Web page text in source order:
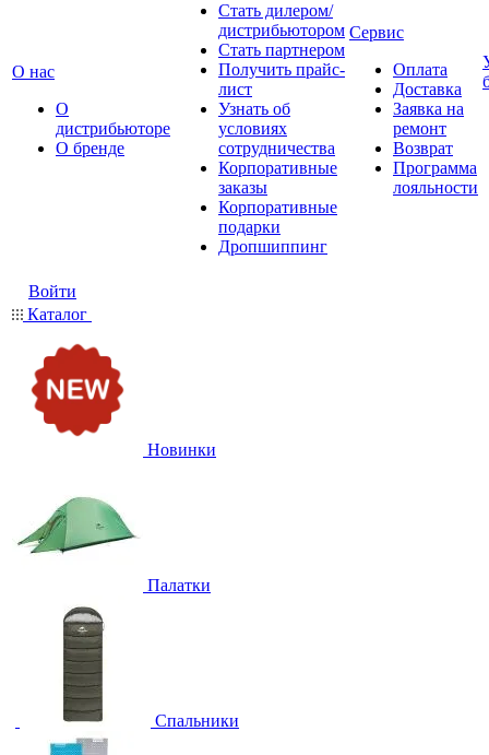
О нас
О
дистрибьюторе
О бренде
Стать дилером/
дистрибьютором
Стать партнером
Получить прайс-
лист
Узнать об
условиях
сотрудничества
Корпоративные
заказы
Корпоративные
подарки
Дропшиппинг
Сервис
Оплата
Доставка
Заявка на
ремонт
Возврат
Программа
лояльности
Войти
Каталог
Новинки
Палатки
Спальники